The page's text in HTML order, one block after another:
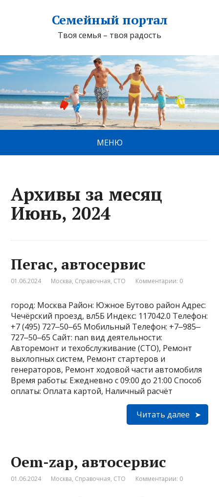
Семейный портал
Твоя семья – твоя радость
МЕНЮ
Архивы за месяц
Июнь, 2024
Пегас, автосервис
01.06.2024 Москва, Справочная, СТО Комментарии: 0
город: Москва Район: Южное Бутово район Адрес:
Чечёрский проезд, вл5Б Индекс: 117042.0 Телефон:
+7 (495) 727‒50‒65 Мобильный Телефон: +7‒985‒
727‒50‒65 Сайт: nan вид деятельности:
Авторемонт и техобслуживание (СТО), Ремонт
выхлопных систем, Ремонт стартеров и
генераторов, Ремонт ходовой части автомобиля
Время работы: Ежедневно с 09:00 до 21:00 Способ
оплаты: Оплата картой, Наличный расчёт
Читать далее
Oem-zap, автосервис
01.06.2024 Москва, Справочная, СТО Комментарии: 0